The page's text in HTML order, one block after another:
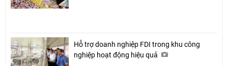
Hỗ trợ doanh nghiệp FDI trong khu công
nghiệp hoạt động hiệu quả